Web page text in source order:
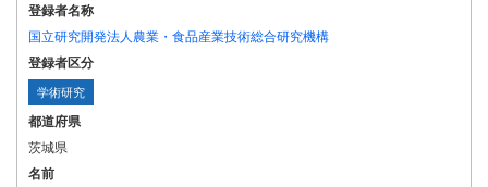
登録者名称
国立研究開発法人農業・食品産業技術総合研究機構
登録者区分
学術研究
都道府県
茨城県
名前